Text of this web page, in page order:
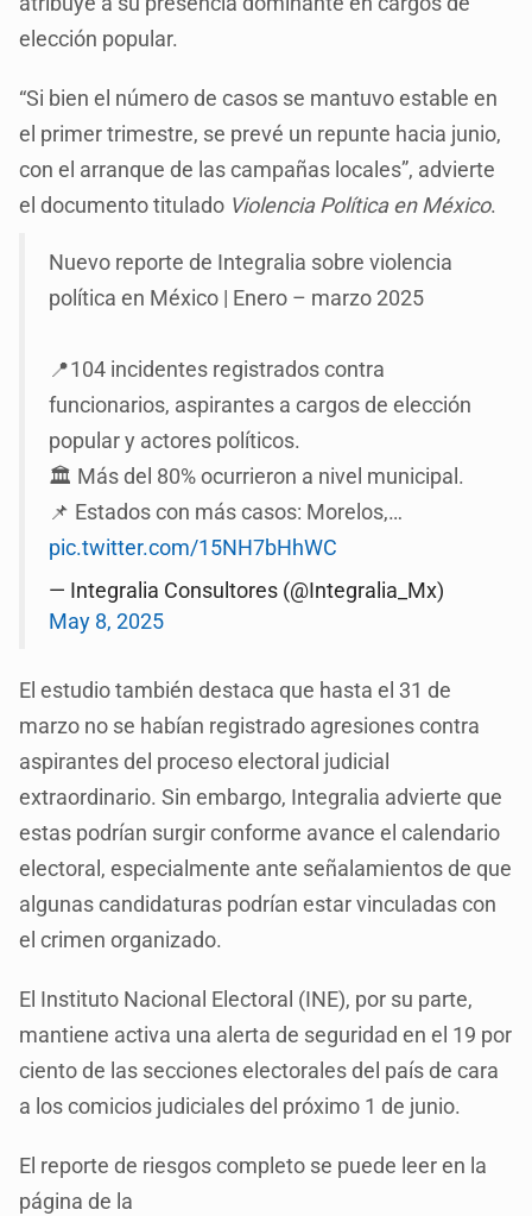
elección popular.
“Si bien el número de casos se mantuvo estable en
el primer trimestre, se prevé un repunte hacia junio,
con el arranque de las campañas locales”, advierte
el documento titulado Violencia Política en México.
Nuevo reporte de Integralia sobre violencia
política en México | Enero – marzo 2025
📍104 incidentes registrados contra
funcionarios, aspirantes a cargos de elección
popular y actores políticos.
🏛️ Más del 80% ocurrieron a nivel municipal.
📌 Estados con más casos: Morelos,…
pic.twitter.com/15NH7bHhWC
— Integralia Consultores (@Integralia_Mx)
May 8, 2025
El estudio también destaca que hasta el 31 de
marzo no se habían registrado agresiones contra
aspirantes del proceso electoral judicial
extraordinario. Sin embargo, Integralia advierte que
estas podrían surgir conforme avance el calendario
electoral, especialmente ante señalamientos de que
algunas candidaturas podrían estar vinculadas con
el crimen organizado.
El Instituto Nacional Electoral (INE), por su parte,
mantiene activa una alerta de seguridad en el 19 por
ciento de las secciones electorales del país de cara
a los comicios judiciales del próximo 1 de junio.
El reporte de riesgos completo se puede leer en la
página de la